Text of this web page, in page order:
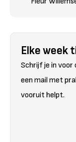
Elke week
Schrijf je in voor
een mail met
vooruit helpt.